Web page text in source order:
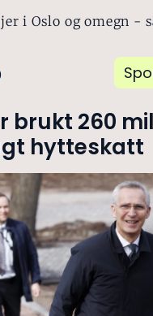
i Oslo og omegn -
brukt 260
hytteskatt